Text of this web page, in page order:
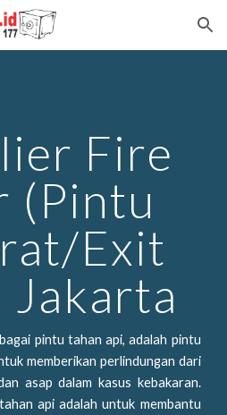
Skip to navigation
Fire
(Pintu
Exit
Jakarta
pintu tahan api, adalah pintu
memberikan perlindungan dari
asap dalam kasus kebakaran.
api adalah untuk membantu